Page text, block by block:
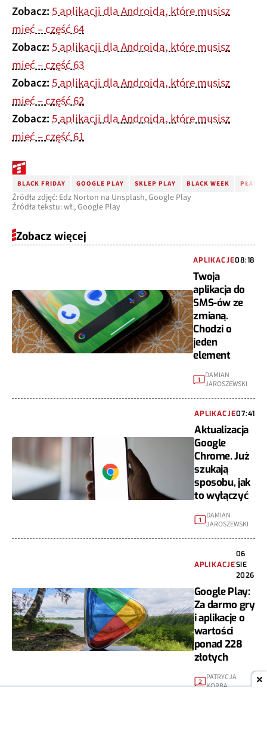
Zobacz:5 aplikacji dla Androida, które musisz
mieć – część 64
Zobacz:5 aplikacji dla Androida, które musisz
mieć – część 63
Zobacz:5 aplikacji dla Androida, które musisz
mieć – część 62
Zobacz:5 aplikacji dla Androida, które musisz
mieć – część 61
BLACK FRIDAY GOOGLE PLAY SKLEP PLAY BLACK WEEK
Źródła zdjęć: Edz Norton na Unsplash, Google Play
Źródła tekstu: wł., Google Play
Zobacz więcej
APLIKACJE08:18
Twoja
aplikacja do
SMS-ów ze
zmianą.
Chodzi o
jeden
element
1
DAMIAN
JAROSZEWSKI
APLIKACJE07:41
Aktualizacja
Google
Chrome. Już
szukają
sposobu, jak
to wyłączyć
1
DAMIAN
JAROSZEWSKI
APLIKACJE
06
SIE
2026
Google Play:
Za darmo gry
i aplikacje o
wartości
ponad 228
złotych
2
PATRYCJA
KORBA